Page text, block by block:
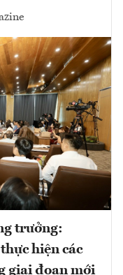
trưởng:
hiện các
giai đoạn mới